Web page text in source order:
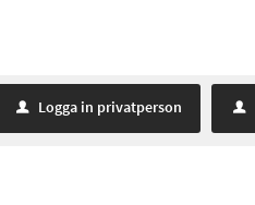
u Logga in privatperson u